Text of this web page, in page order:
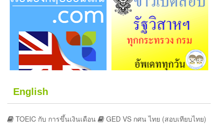
English
TOEIC กับ การขึ้นเงินเดือน
GED VS กศน ไทย (สอบเทียบไทย)